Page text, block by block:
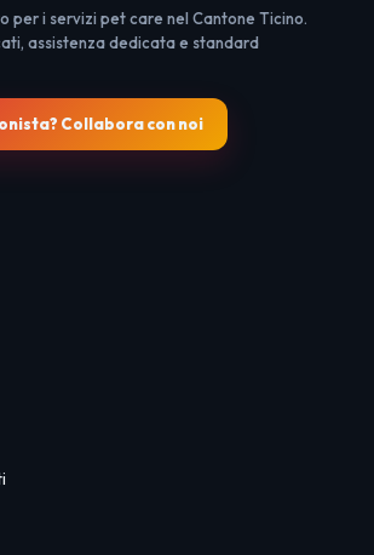
per i servizi pet care nel Cantone Ticino.
assistenza dedicata e standard
Collabora con noi